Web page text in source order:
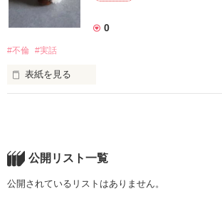
0
#不倫 #実話
表紙を見る
2年間色々な思い出話しあります。
あなたたち
公開リスト一覧
公開されているリストはありません。